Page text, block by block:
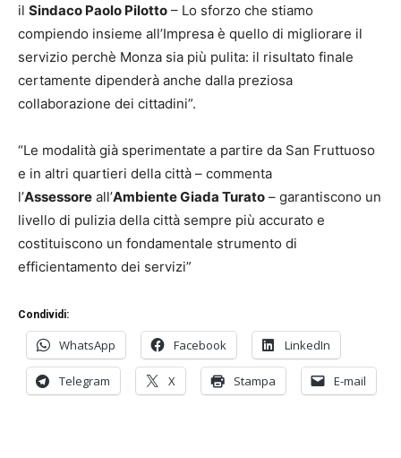
il Sindaco Paolo Pilotto – Lo sforzo che stiamo
compiendo insieme all’Impresa è quello di migliorare il
servizio perchè Monza sia più pulita: il risultato finale
certamente dipenderà anche dalla preziosa
collaborazione dei cittadini”.
“Le modalità già sperimentate a partire da San Fruttuoso
e in altri quartieri della città – commenta
l’Assessore all’Ambiente Giada Turato – garantiscono un
livello di pulizia della città sempre più accurato e
costituiscono un fondamentale strumento di
efficientamento dei servizi”
Condividi:
WhatsApp Facebook LinkedIn
Telegram X Stampa E-mail